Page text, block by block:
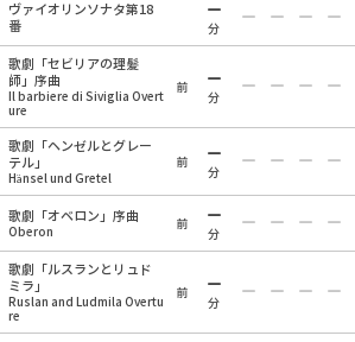
ヴァイオリンソナタ第18
番
分
歌劇「セビリアの理髪
師」序曲
Il barbiere di Siviglia Overt
ure
前
分
歌劇「ヘンゼルとグレー
テル」
Hänsel und Gretel
前
分
歌劇「オベロン」序曲
Oberon
前
分
歌劇「ルスランとリュド
ミラ」
Ruslan and Ludmila Overtu
re
前
分